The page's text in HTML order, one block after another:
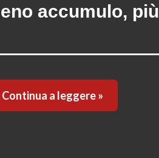
accumulo, più
Continua a leggere »